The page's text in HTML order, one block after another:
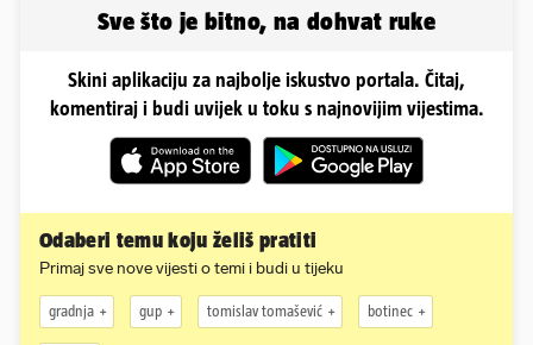
Sve što je bitno, na dohvat ruke
Skini aplikaciju za najbolje iskustvo portala. Čitaj,
komentiraj i budi uvijek u toku s najnovijim vijestima.
Odaberi temu koju želiš pratiti
Primaj sve nove vijesti o temi i budi u tijeku
gradnja gup tomislav tomašević botinec